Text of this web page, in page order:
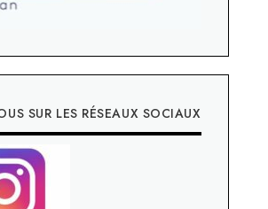
SUR LES RÉSEAUX SOCIAUX